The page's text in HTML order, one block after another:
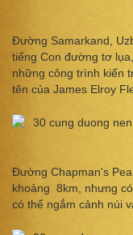
Đường Samarkand,
tiếng Con đường tơ
những công trình kiến
tên của James Elroy
Đường Chapman's
khoảng 8km, nhưng
có thể ngắm cảnh núi